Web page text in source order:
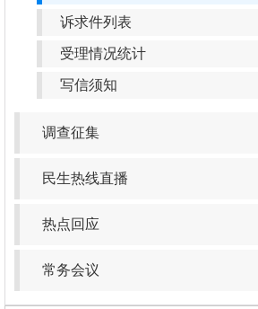
诉求件列表
受理情况统计
写信须知
调查征集
民生热线直播
热点回应
常务会议